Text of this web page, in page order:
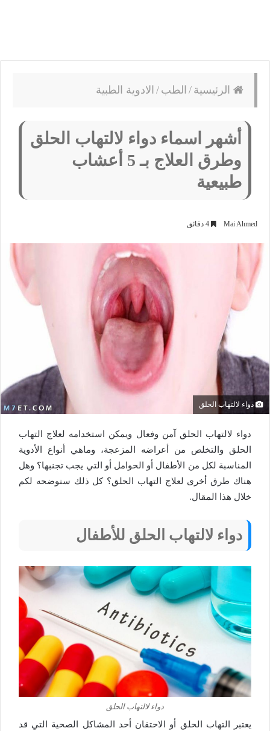
الرئيسية / الطب / الادوية الطبية
أشهر اسماء دواء لالتهاب الحلق
وطرق العلاج بـ 5 أعشاب
طبيعية
Mai Ahmed
دواء لالتهاب الحلق
دواء لالتهاب الحلق آمن وفعال ويمكن استخدامه لعلاج التهاب
الحلق والتخلص من أعراضه المزعجة، وماهي أنواع الأدوية
المناسبة لكل من الأطفال أو الحوامل أو التي يجب تجنبها؟ وهل
هناك طرق أخرى لعلاج التهاب الحلق؟ كل ذلك سنوضحه لكم
خلال هذا المقال.
دواء لالتهاب الحلق للأطفال
دواء لالتهاب الحلق
يعتبر التهاب الحلق أو الاحتقان أحد المشاكل الصحية التي قد